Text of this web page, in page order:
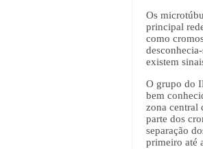
Os
principal
como
existem
O grupo do
bem
zona central
parte dos
separação
primeiro até